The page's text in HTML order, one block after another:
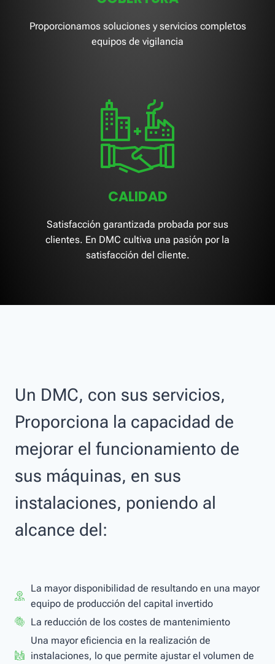
Proporcionamos soluciones y servicios completos
equipos de vigilancia
CALIDAD
Satisfacción garantizada probada por sus
clientes. En DMC cultiva una pasión por la
satisfacción del cliente.
Un DMC, con sus servicios,
Proporciona la capacidad de
mejorar el funcionamiento de
sus máquinas, en sus
instalaciones, poniendo al
alcance del:
La mayor disponibilidad de resultando en una mayor
equipo de producción del capital invertido
La reducción de los costes de mantenimiento
Una mayor eficiencia en la realización de
instalaciones, lo que permite ajustar el volumen de